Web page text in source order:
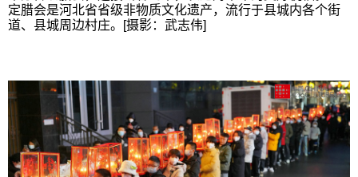
定腊会是河北省省级非物质文化遗产，流行于县城内各个街
道、县城周边村庄。[摄影：武志伟]